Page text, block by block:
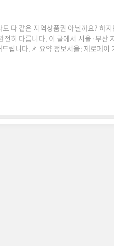
다 같은 지역상품권 아닐까요? 하
히 다릅니다. 이 글에서 서울·부산
립니다.📌 요약 정보서울: 제로페이
두 상이출장 때문에 부산을 자주 가
통한 할인율은 비슷하지만, 결제 속
의 구성 순서✔ 서울 지역..